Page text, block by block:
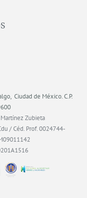
Ciudad de México.C.P.
Zubieta
/ Céd. Prof. 0024744-